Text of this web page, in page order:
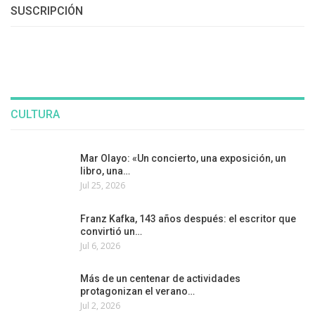
SUSCRIPCIÓN
CULTURA
Mar Olayo: «Un concierto, una exposición, un
libro, una…
Jul 25, 2026
Franz Kafka, 143 años después: el escritor que
convirtió un…
Jul 6, 2026
Más de un centenar de actividades
protagonizan el verano…
Jul 2, 2026